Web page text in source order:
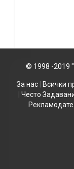
© 1998 -2019
За нас| Всички
Често